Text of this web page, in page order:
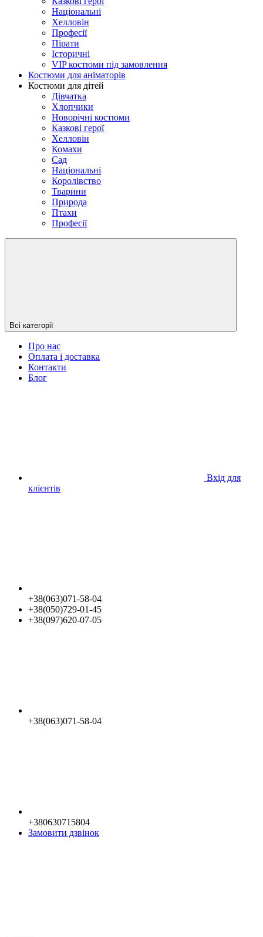
Національні
Хелловін
Професії
Пірати
Історичні
VIP костюми під замовлення
Костюми для аніматорів
Костюми для дітей
Дівчатка
Хлопчики
Новорічні костюми
Казкові герої
Хелловін
Комахи
Сад
Національні
Королівство
Тварини
Природа
Птахи
Професії
Всі категорії
Про нас
Оплата і доставка
Контакти
Блог
Вхід для
клієнтів
+38(063)071-58-04
+38(050)729-01-45
+38(097)620-07-05
+38(063)071-58-04
+380630715804
Замовити дзвінок